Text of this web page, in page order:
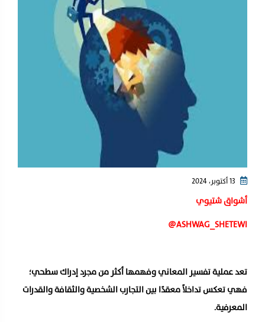
أشواق شتيوي
تعد عملية تفسير المعاني وفهمها أكثر من مجرد إدراك سطحي؛
فهي تعكس تداخلاً معقدًا بين التجارب الشخصية والثقافة والقدرات
المعرفية.